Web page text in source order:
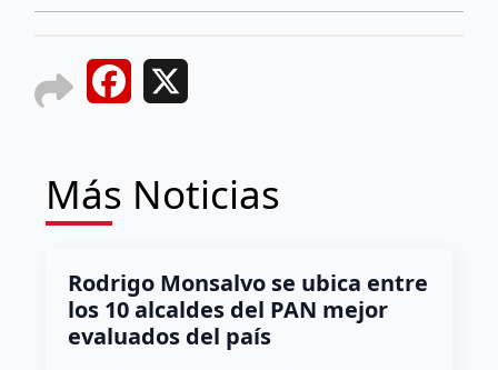
Facebook
Más Noticias
Rodrigo Monsalvo se ubica entre
los 10 alcaldes del PAN mejor
evaluados del país